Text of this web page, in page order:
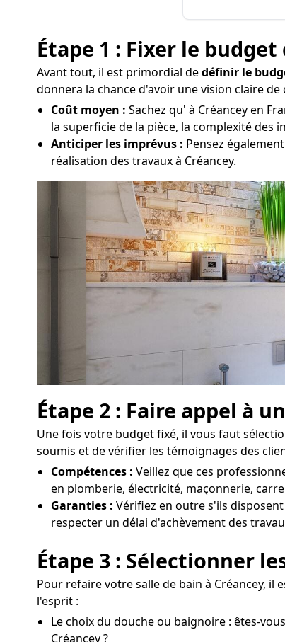
Étape 1 : Fixer le
Avant tout, il est primordial dedéfinir le
donnera la chance d'avoir une vision claire
Coût moyen : Sachez qu' à Créancey en
la superficie de la pièce, la complexité des
Anticiper les imprévus : Pensez
réalisation des travaux à Créancey.
Étape 2 : Faire appel à
Une fois votre budget fixé, il vous faut
soumis et de vérifier les témoignages des
Compétences : Veillez que ces
en plomberie, électricité, maçonnerie,
Garanties : Vérifiez en outre s'ils
respecter un délai d'achèvement des
Étape 3 : Sélectionner
Pour refaire votre salle de bain à Créancey,
l'esprit :
Le choix du douche ou baignoire : êtes-
Créancey ?